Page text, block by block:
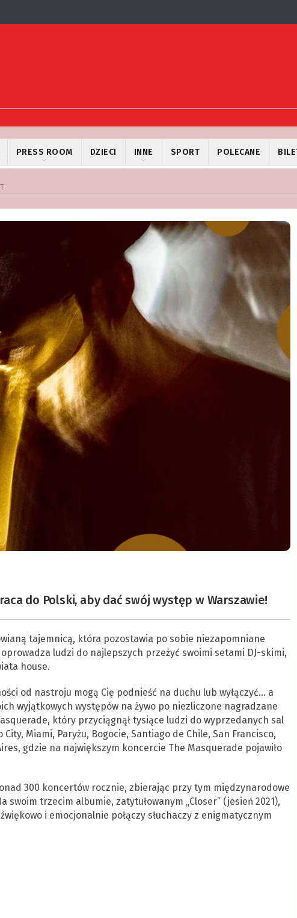
PRESS ROOM DZIECI INNE SPORT POLECANE
do Polski, aby dać swój występ w Warszawie!
tajemnicą, która pozostawia po sobie niezapomniane
ludzi do najlepszych przeżyć swoimi setami DJ-skimi,
house.
od nastroju mogą Cię podnieść na duchu lub wyłączyć… a
wyjątkowych występów na żywo po niezliczone nagradzane
który przyciągnął tysiące ludzi do wyprzedanych sal
Miami, Paryżu, Bogocie, Santiago de Chile, San Francisco,
gdzie na największym koncercie The Masquerade pojawiło
300 koncertów rocznie, zbierając przy tym międzynarodowe
swoim trzecim albumie, zatytułowanym „Closer” (jesień 2021),
i emocjonalnie połączy słuchaczy z enigmatycznym